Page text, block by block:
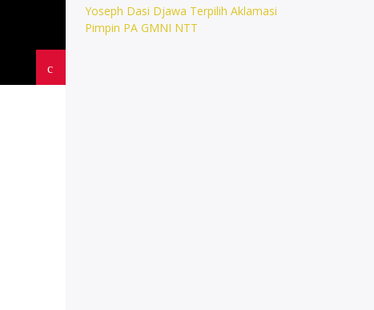
Yoseph Dasi Djawa Terpilih Aklamasi
Pimpin PA GMNI NTT